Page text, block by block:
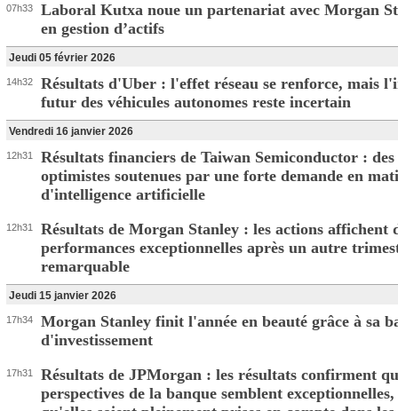
07h33
Laboral Kutxa noue un partenariat avec Morgan
en gestion d’actifs
Jeudi 05 février 2026
14h32
Résultats d'Uber : l'effet réseau se renforce, mais
futur des véhicules autonomes reste incertain
Vendredi 16 janvier 2026
12h31
Résultats financiers de Taiwan Semiconductor :
optimistes soutenues par une forte demande en
d'intelligence artificielle
12h31
Résultats de Morgan Stanley : les actions affichent
performances exceptionnelles après un autre
remarquable
Jeudi 15 janvier 2026
17h34
Morgan Stanley finit l'année en beauté grâce à sa
d'investissement
17h31
Résultats de JPMorgan : les résultats confirment
perspectives de la banque semblent